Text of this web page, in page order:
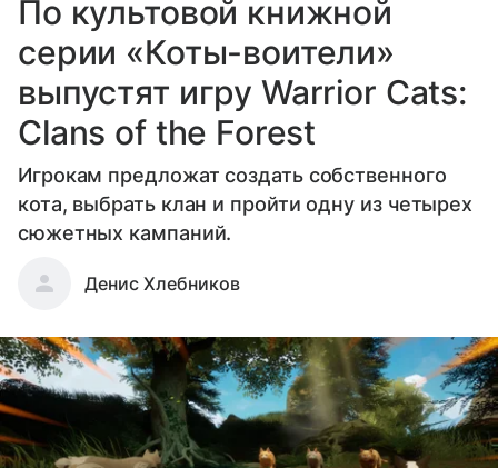
По культовой книжной
серии «Коты-воители»
выпустят игру Warrior Cats:
Clans of the Forest
Игрокам предложат создать собственного
кота, выбрать клан и пройти одну из четырех
сюжетных кампаний.
Денис Хлебников